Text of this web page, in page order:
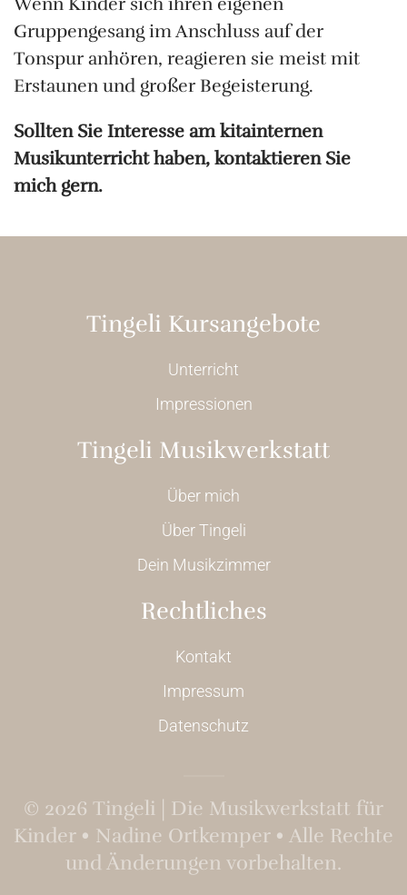
Gruppengesang im Anschluss auf der
Tonspur anhören, reagieren sie meist mit
Erstaunen und großer Begeisterung.
Sollten Sie Interesse am kitainternen
Musikunterricht haben, kontaktieren Sie
mich gern.
Tingeli Musikwerkstatt
Über mich
Über Tingeli
Dein Musikzimmer
Tingeli Kursangebote
Unterricht
Impressionen
Rechtliches
Kontakt
Impressum
Datenschutz
© 2026 Tingeli | Die Musikwerkstatt für
Kinder • Nadine Ortkemper • Alle Rechte
und Änderungen vorbehalten.